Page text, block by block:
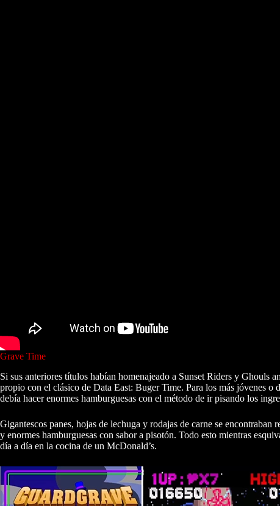
Grave Time
Si sus anteriores títulos habían homenajeado a Sunset Riders y Ghouls
propio con el clásico de Data East: Buger Time. Para los más jóvenes o
debía hacer enormes hamburguesas con el método de ir pisando los
Gigantescos panes, hojas de lechuga y rodajas de carne se
y enormes hamburguesas con sabor a pisotón. Todo esto mientras
día a día en la cocina de un McDonald’s.